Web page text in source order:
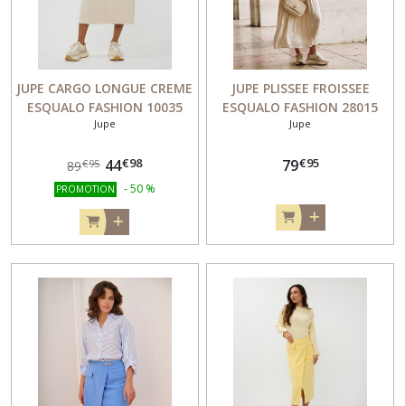
JUPE CARGO LONGUE CREME
ESQUALO FASHION 10035
Jupe
89€95 44€98
PROMOTION -50 %
JUPE PLISSEE FROISSEE
ESQUALO FASHION 28015
Jupe
79€95